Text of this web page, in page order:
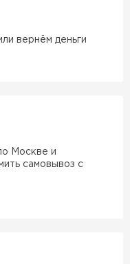
вернём деньги
Москве и
самовывоз с